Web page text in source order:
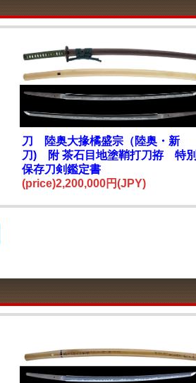
刀 陸奥大掾橘盛宗（陸奥・新
刀) 附 茶石目地塗鞘打刀拵 特別
保存刀剣鑑定書
(price)2,200,000円(JPY)